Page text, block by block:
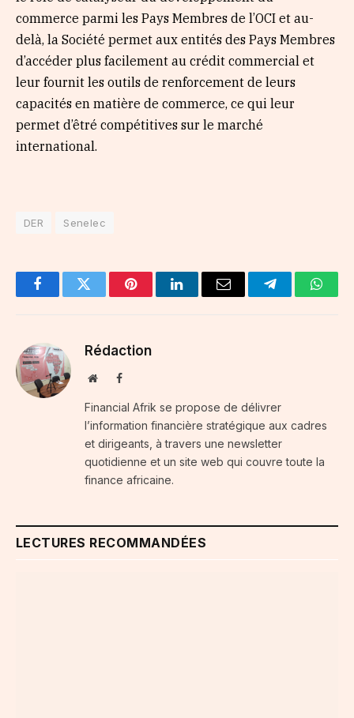
commerce parmi les Pays Membres de l’OCI et au-
delà, la Société permet aux entités des Pays Membres
d’accéder plus facilement au crédit commercial et
leur fournit les outils de renforcement de leurs
capacités en matière de commerce, ce qui leur
permet d’êtré compétitives sur le marché
international.
DER Senelec
FacebookTwitter PinterestLinkedInEmail Telegram
Rédaction
WebsiteFacebook
Financial Afrik se propose de délivrer
l’information financière stratégique aux cadres
et dirigeants, à travers une newsletter
quotidienne et un site web qui couvre toute la
finance africaine.
LECTURES RECOMMANDÉES